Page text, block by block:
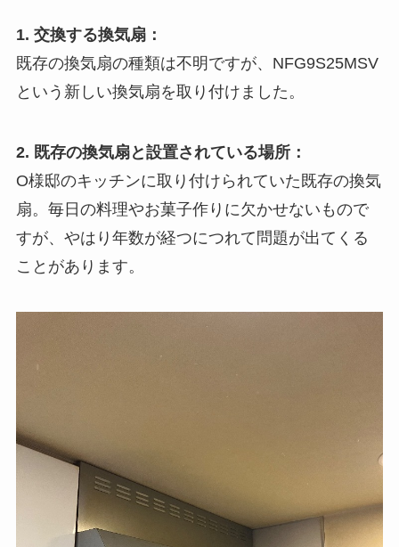
1. 交換する換気扇：
既存の換気扇の種類は不明ですが、NFG9S25MSV
という新しい換気扇を取り付けました。
2. 既存の換気扇と設置されている場所：
O様邸のキッチンに取り付けられていた既存の換気
扇。毎日の料理やお菓子作りに欠かせないもので
すが、やはり年数が経つにつれて問題が出てくる
ことがあります。